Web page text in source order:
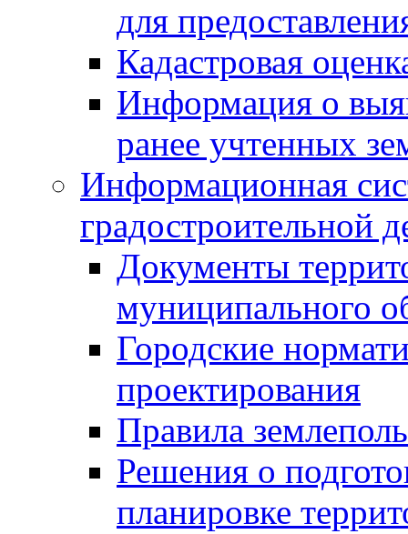
для
Кадастровая
Информация о
ранее учтенных
Информационная
градостроительной
Документы
муниципального
Городские
проектирования
Правила
Решения о
планировке